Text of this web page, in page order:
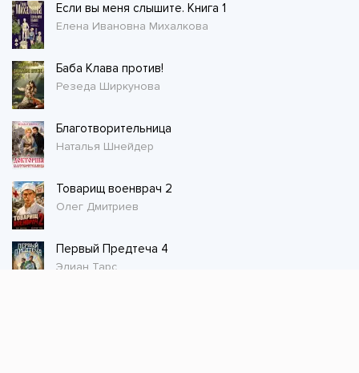
Если вы меня слышите. Книга 1
Елена Ивановна Михалкова
Баба Клава против!
Резеда Ширкунова
Благотворительница
Наталья Шнейдер
Товарищ военврач 2
Олег Дмитриев
Первый Предтеча 4
Элиан Тарс